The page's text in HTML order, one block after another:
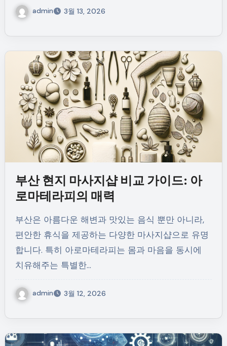
admin 3월 13, 2026
부산 현지 마사지샵 비교 가이드: 아
로마테라피의 매력
부산은 아름다운 해변과 맛있는 음식 뿐만 아니라,
편안한 휴식을 제공하는 다양한 마사지샵으로 유명
합니다. 특히 아로마테라피는 몸과 마음을 동시에
치유해주는 특별한…
admin 3월 12, 2026